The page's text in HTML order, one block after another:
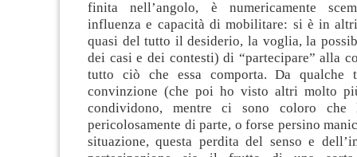
finita nell’angolo, è numericamente
influenza e capacità di mobilitare: si è in
quasi del tutto il desiderio, la voglia, la
dei casi e dei contesti) di “partecipare” alla
tutto ciò che essa comporta. Da qualche
convinzione (che poi ho visto altri molto
condividono, mentre ci sono coloro che
pericolosamente di parte, o forse persino
situazione, questa perdita del senso e